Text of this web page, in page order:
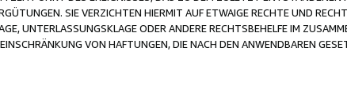
SIE VERZICHTEN HIERMIT AUF ETWAIGE RECHTE UND
UNTERLASSUNGSKLAGE ODER ANDERE RECHTSBEHELFE IM
VON HAFTUNGEN, DIE NACH DEN ANWENDBAREN